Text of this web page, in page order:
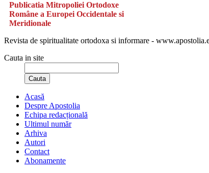
Publicatia Mitropoliei Ortodoxe
Române a Europei Occidentale si
Meridionale
Revista de spiritualitate ortodoxa si informare -
Cauta in site
Cauta
Acasă
Despre Apostolia
Echipa redacțională
Ultimul număr
Arhiva
Autori
Contact
Abonamente